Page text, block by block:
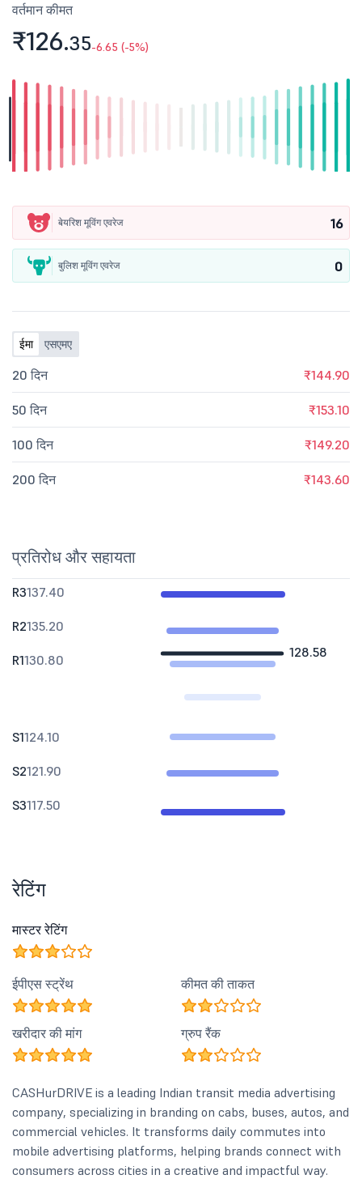
वर्तमान कीमत
₹126.35-6.65 (-5%)
बेयरिश मूविंग एवरेज 16
बुलिश मूविंग एवरेज 0
ईमा एसएमए
20 दिन ₹144.90
50 दिन ₹153.10
100 दिन ₹149.20
200 दिन ₹143.60
प्रतिरोध और सहायता
128.58
R3137.40
R2135.20
R1130.80
S1124.10
S2121.90
S3117.50
रेटिंग
मास्टर रेटिंग
ईपीएस स्ट्रेंथ कीमत की ताकत
खरीदार की मांग ग्रुप रैंक
CASHurDRIVE is a leading Indian transit media advertising
company, specializing in branding on cabs, buses, autos, and
commercial vehicles. It transforms daily commutes into
mobile advertising platforms, helping brands connect with
consumers across cities in a creative and impactful way.